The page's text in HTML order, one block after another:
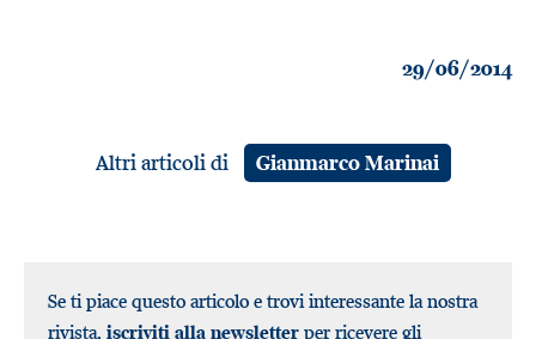
29/06/2014
Altri articoli di Gianmarco Marinai
Se ti piace questo articolo e trovi interessante la nostra
rivista, iscriviti alla newsletter per ricevere gli